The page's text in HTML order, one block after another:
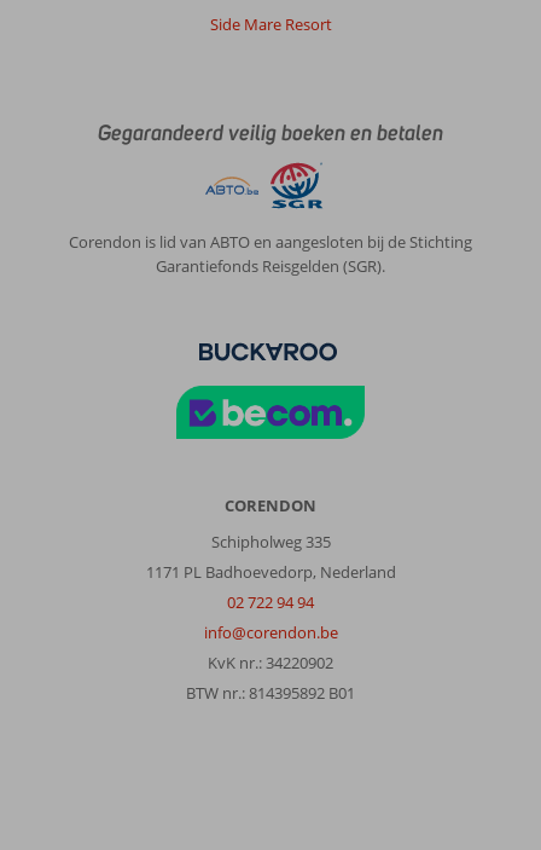
Side Mare Resort
Gegarandeerd veilig boeken en betalen
Corendon is lid van ABTO en aangesloten bij de Stichting
Garantiefonds Reisgelden (SGR).
CORENDON
Schipholweg 335
1171 PL Badhoevedorp, Nederland
02 722 94 94
info@corendon.be
KvK nr.: 34220902
BTW nr.: 814395892 B01